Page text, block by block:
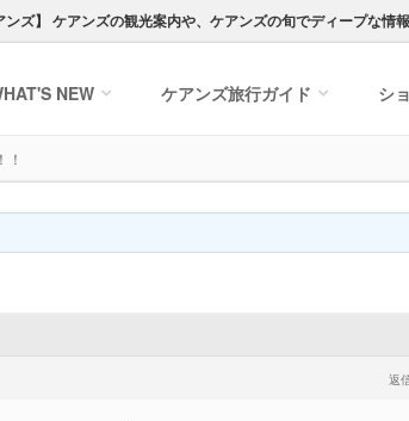
ンズ】 ケアンズの観光案内や、ケアンズの旬でディープな情
NEW ケアンズ旅行ガイド シ
返